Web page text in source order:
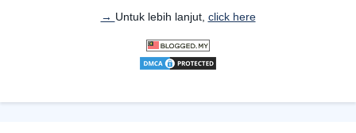
Untuk lebih lanjut, click here →